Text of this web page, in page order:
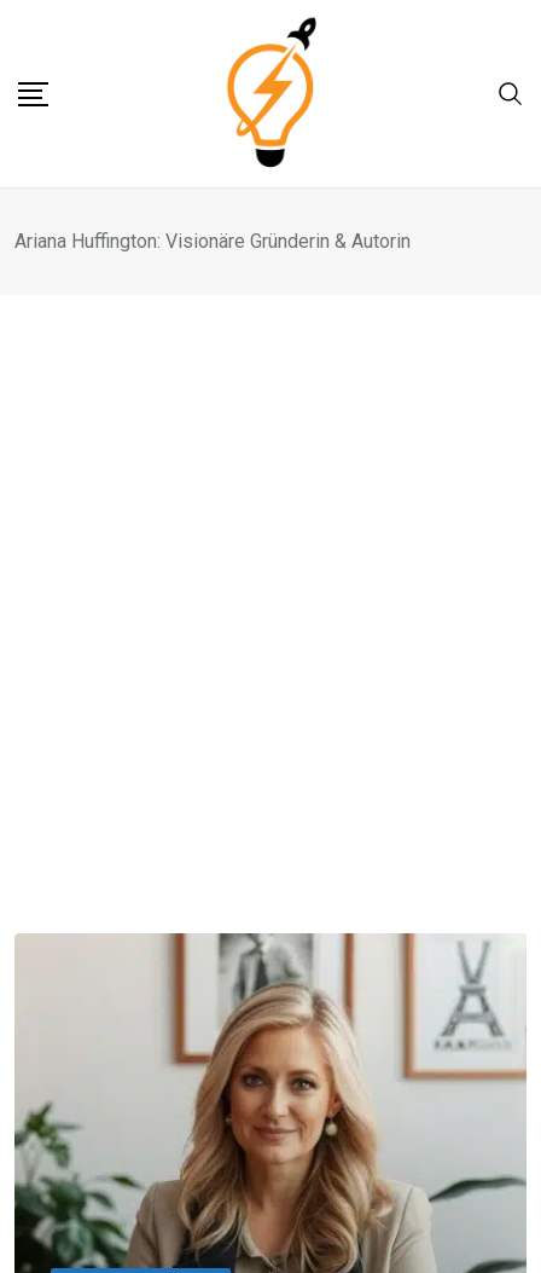
content
Ariana Huffington: Visionäre Gründerin & Autorin